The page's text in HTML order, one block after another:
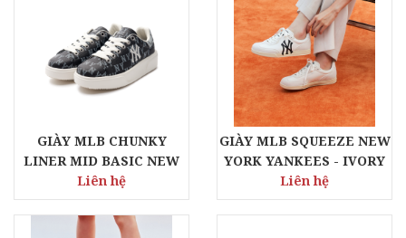
GIÀY MLB CHUNKY
LINER MID BASIC NEW
YORK YANKEES
Liên hệ
GIÀY MLB SQUEEZE NEW
YORK YANKEES - IVORY
Liên hệ